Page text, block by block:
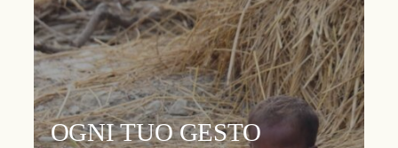
OGNI TUO GESTO